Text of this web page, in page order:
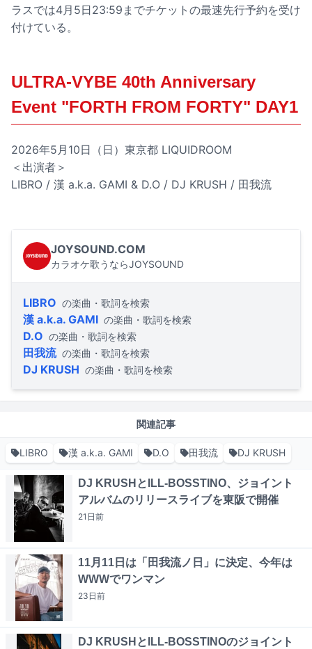
ラスでは4月5日23:59までチケットの最速先行予約を受け
付けている。
ULTRA-VYBE 40th Anniversary
Event "FORTH FROM FORTY" DAY1
2026年5月10日（日）東京都 LIQUIDROOM
＜出演者＞
LIBRO / 漢 a.k.a. GAMI & D.O / DJ KRUSH / 田我流
JOYSOUND.COM
カラオケ歌うならJOYSOUND
LIBRO の楽曲・歌詞を検索
漢 a.k.a. GAMI の楽曲・歌詞を検索
D.O の楽曲・歌詞を検索
田我流 の楽曲・歌詞を検索
DJ KRUSH の楽曲・歌詞を検索
関連記事
LIBRO 漢 a.k.a. GAMI D.O 田我流 DJ KRUSH
DJ KRUSHとILL-BOSSTINO、ジョイント
アルバムのリリースライブを東阪で開催
21日前
11月11日は「田我流ノ日」に決定、今年は
WWWでワンマン
23日前
DJ KRUSHとILL-BOSSTINOのジョイント